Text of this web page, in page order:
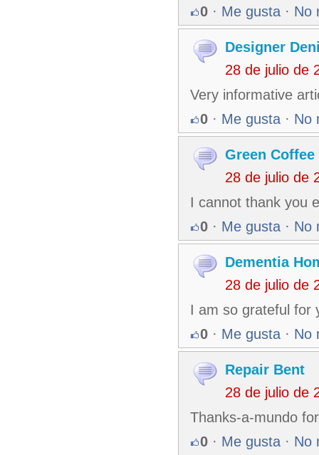
0 · Me gusta · No
Designer
28 de julio de
Very informative
0 · Me gusta · No
Green Coffee
28 de julio de
I cannot thank you
0 · Me gusta · No
Dementia
28 de julio de
I am so grateful for
0 · Me gusta · No
Repair Bent
28 de julio de
Thanks-a-mundo
0 · Me gusta · No